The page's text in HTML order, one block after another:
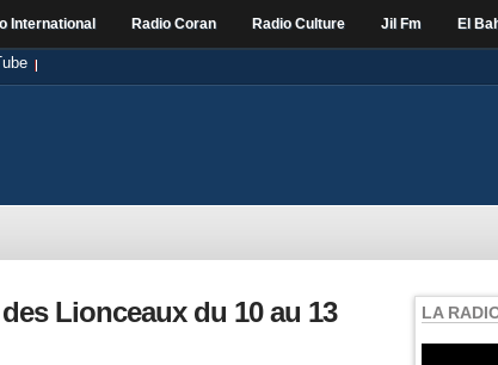
International Radio Coran Radio Culture Jil Fm El
Lionceaux du 10 au 13
LA